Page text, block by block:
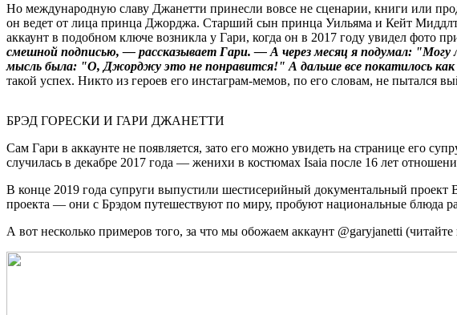
Но международную славу Джанетти принесли вовсе не сценарии, книги или
он ведет от лица принца Джорджа. Старший сын принца Уильяма и Кейт
аккаунт в подобном ключе возникла у Гари, когда он в 2017 году увидел фото
смешной подписью, — рассказывает Гари. — А через месяц я подумал: "Могу
мысль была: "О, Джорджу это не понравится!" А дальше все покатилось
такой успех. Никто из героев его инстаграм-мемов, по его словам, не пытался
БРЭД ГОРЕСКИ И ГАРИ ДЖАНЕТТИ
Сам Гари в аккаунте не появляется, зато его можно увидеть на странице его
случилась в декабре 2017 года — женихи в костюмах Isaia после 16 лет
В конце 2019 года супруги выпустили шестисерийный документальный проект
проекта — они с Брэдом путешествуют по миру, пробуют национальные блюда
А вот несколько примеров того, за что мы обожаем аккаунт @garyjanetti